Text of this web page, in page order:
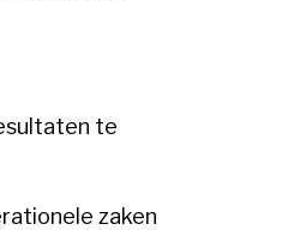
te
zaken